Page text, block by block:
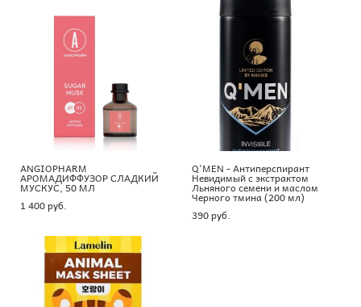
ANGIOPHARM
АРОМАДИФФУЗОР СЛАДКИЙ
МУСКУС, 50 МЛ
1 400 pуб.
Q'MEN - Антиперспирант
Невидимый с экстрактом
Льняного семени и маслом
Черного тмина (200 мл)
390 pуб.